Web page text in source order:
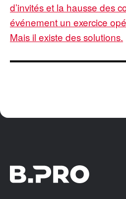
d’invités et la hausse des
événement un exercice
Mais il existe des solutions.